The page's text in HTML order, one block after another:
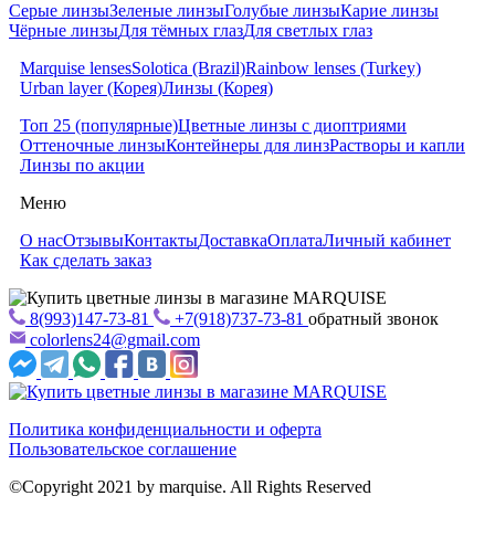
Серые линзыЗеленые линзыГолубые линзыКарие линзы
Чёрные линзыДля тёмных глазДля светлых глаз
Marquise lensesSolotica (Brazil)Rainbow lenses (Turkey)
Urban layer (Корея)Линзы (Корея)
Топ 25 (популярные)Цветные линзы с диоптриями
Оттеночные линзыКонтейнеры для линзРастворы и капли
Линзы по акции
Меню
О насОтзывыКонтактыДоставкаОплатаЛичный кабинет
Как сделать заказ
8(993)147-73-81 +7(918)737-73-81 обратный звонок
colorlens24@gmail.com
Политика конфиденциальности и оферта
Пользовательское соглашение
©Copyright 2021 by marquise. All Rights Reserved